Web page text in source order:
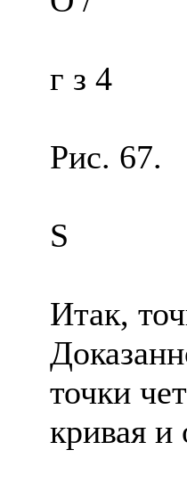
г з 4
Рис. 67.
S
Итак,
точки
кривая и